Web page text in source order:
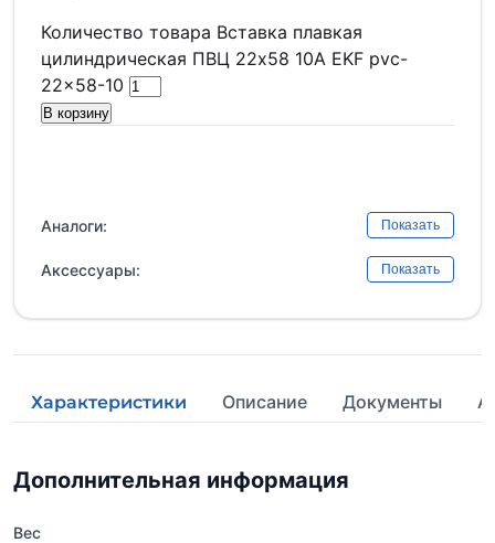
Количество товара Вставка плавкая
цилиндрическая ПВЦ 22х58 10А EKF pvc-
22x58-10
В корзину
Аналоги: Показать
Аксессуары: Показать
Характеристики Описание Документы
Дополнительная информация
Вес